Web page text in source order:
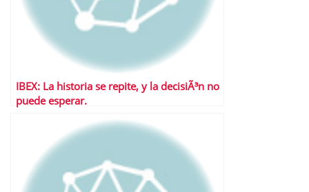
IBEX: La historia se repite, y la decisiÃ³n no
puede esperar.